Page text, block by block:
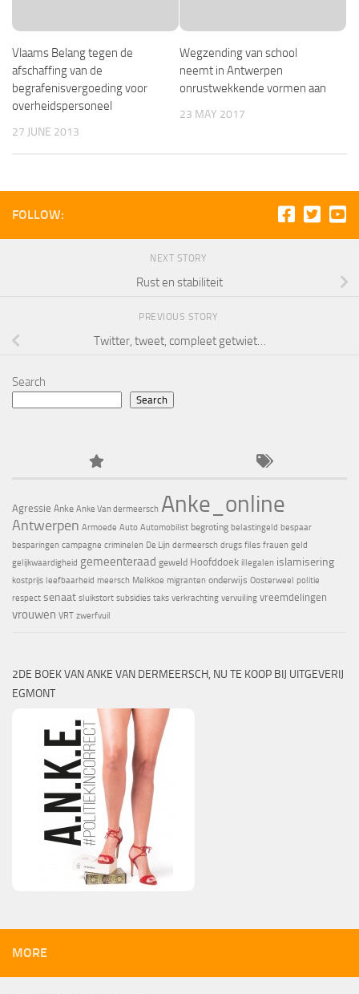
Vlaams Belang tegen de
afschaffing van de
begrafenisvergoeding voor
overheidspersoneel
27 JUNE 2013
Wegzending van school
neemt in Antwerpen
onrustwekkende vormen aan
23 MAY 2017
FOLLOW:
NEXT STORY
Rust en stabiliteit
PREVIOUS STORY
Twitter, tweet, compleet getwiet…
Search
Search
Agressie Anke Anke Van dermeersch Anke_online
Antwerpen Armoede Auto Automobilist begroting belastingeld bespaar
besparingen campagne criminelen De Lijn dermeersch drugs files frauen geld
gelijkwaardigheid gemeenteraad geweld Hoofddoek illegalen islamisering
kostprijs leefbaarheid meersch Melkkoe migranten onderwijs Oosterweel politie
respect senaat sluikstort subsidies taks verkrachting vervuiling vreemdelingen
vrouwen VRT zwerfvuil
2DE BOEK VAN ANKE VAN DERMEERSCH, NU TE KOOP BIJ UITGEVERIJ
EGMONT
MORE